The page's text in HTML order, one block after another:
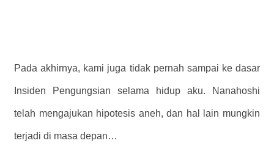
Pada akhirnya, kami juga tidak pernah sampai ke dasar
Insiden Pengungsian selama hidup aku. Nanahoshi
telah mengajukan hipotesis aneh, dan hal lain mungkin
terjadi di masa depan…